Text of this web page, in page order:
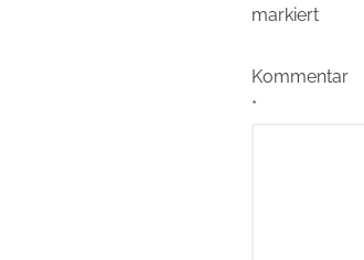
markiert
Kommentar
*